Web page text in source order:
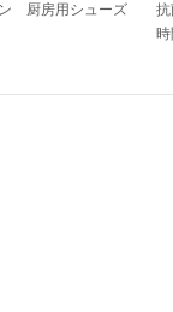
厨房用シューズ
抗
時